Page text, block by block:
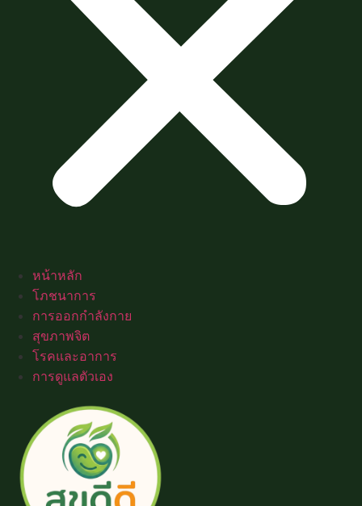
หน้าหลัก
โภชนาการ
การออกกำลังกาย
สุขภาพจิต
โรคและอาการ
การดูแลตัวเอง